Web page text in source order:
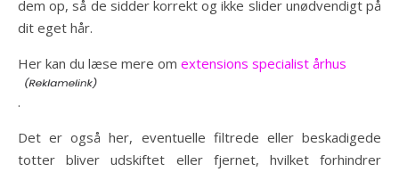
dem op, så de sidder korrekt og ikke slider unødvendigt på
dit eget hår.
Her kan du læse mere om extensions specialist århus
.
Det er også her, eventuelle filtrede eller beskadigede
totter bliver udskiftet eller fjernet, hvilket forhindrer